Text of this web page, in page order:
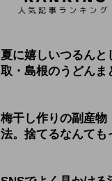
夏に嬉しいつるんと
取・島根のうどんま
梅干し作りの副産物
法。捨てるなんても